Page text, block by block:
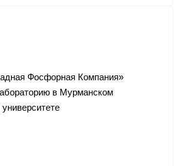
Фосфорная Компания»
в Мурманском